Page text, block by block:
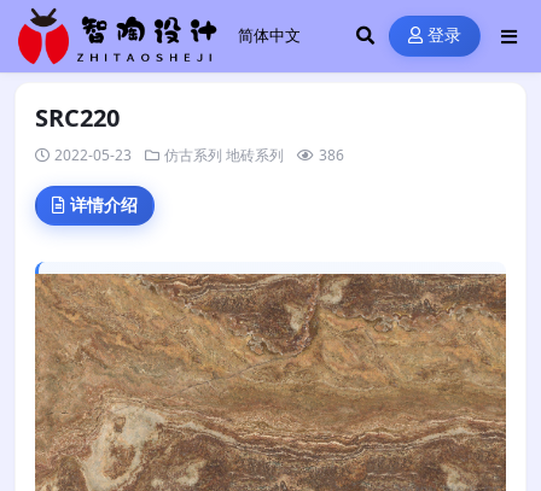
登录
SRC220
2022-05-23 仿古系列 地砖系列 386
详情介绍